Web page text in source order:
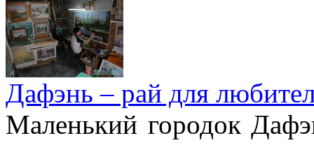
Дафэнь – рай для
Маленький городок